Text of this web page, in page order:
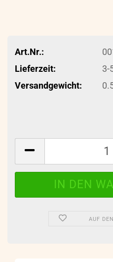
Art.Nr.:
Lieferzeit:
3-
Versandgewicht:
AUF